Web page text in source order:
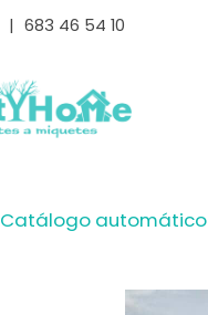
| 683 46 54 10
Catálogo automático